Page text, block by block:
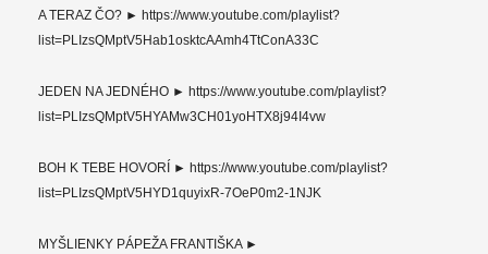
A TERAZ ČO? ► https://www.youtube.com/playlist?
list=PLIzsQMptV5Hab1osktcAAmh4TtConA33C
JEDEN NA JEDNÉHO ► https://www.youtube.com/playlist?
list=PLIzsQMptV5HYAMw3CH01yoHTX8j94I4vw
BOH K TEBE HOVORÍ ► https://www.youtube.com/playlist?
list=PLIzsQMptV5HYD1quyixR-7OeP0m2-1NJK
MYŠLIENKY PÁPEŽA FRANTIŠKA ►